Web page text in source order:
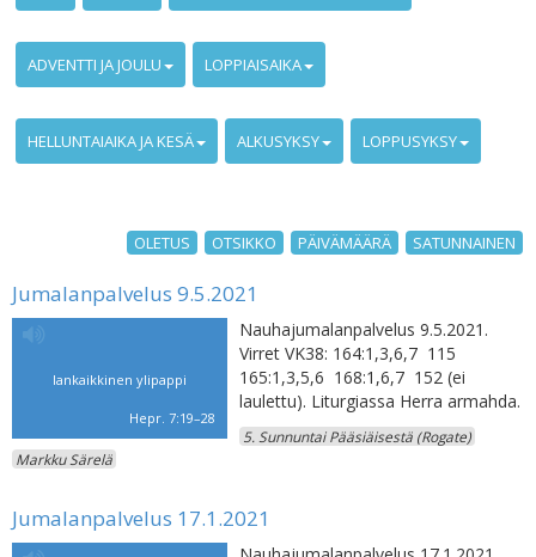
ADVENTTI JA JOULU LOPPIAISAIKA
HELLUNTAIAIKA JA KESÄ ALKUSYKSY LOPPUSYKSY
OLETUS OTSIKKO PÄIVÄMÄÄRÄ SATUNNAINEN
Jumalanpalvelus 9.5.2021
Iankaikkinen ylipappi
Hepr. 7:19–28
Nauhajumalanpalvelus 9.5.2021.
Virret VK38: 164:1,3,6,7 115
165:1,3,5,6 168:1,6,7 152 (ei
laulettu). Liturgiassa Herra armahda.
5. Sunnuntai Pääsiäisestä (Rogate)
Markku Särelä
Jumalanpalvelus 17.1.2021